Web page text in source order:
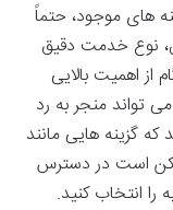
های موجود، حتماً
نوع خدمت دقیق
از اهمیت بالایی
تواند منجر به رد
گزینه هایی مانند
است در دسترس
را انتخاب کنید.